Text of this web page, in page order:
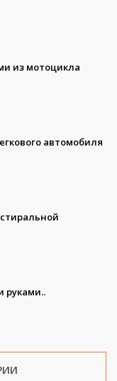
из мотоцикла
автомобиля
руками..